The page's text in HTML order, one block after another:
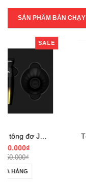
SẢN PHẨM BÁN CHẠY